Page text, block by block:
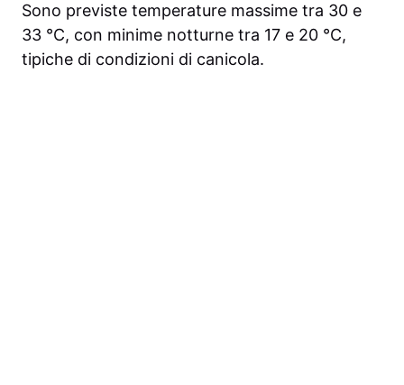
Sono previste temperature massime tra 30 e
33 °C, con minime notturne tra 17 e 20 °C,
tipiche di condizioni di canicola.